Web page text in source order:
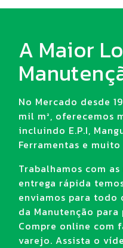
A Maior
No Mercado desde
mil m², oferecemos
incluindo E.P.I,
Ferramentas e muito
Trabalhamos com
entrega rápida
enviamos para todo
da Manutenção
Compre online com
varejo. Assista o